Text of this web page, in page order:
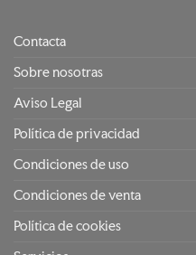
Contacta
Sobre nosotras
Aviso Legal
Política de privacidad
Condiciones de uso
Condiciones de venta
Política de cookies